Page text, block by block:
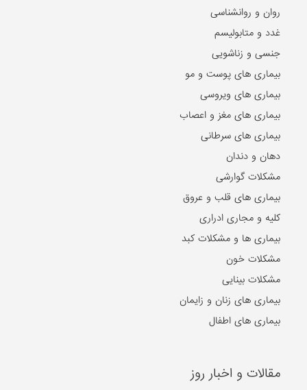
روان و روانشناسی
غدد و متابولیسم
جنسی و زناشویی
بیماری های پوست و مو
بیماری های ویروسی
بیماری های مغز و اعصاب
بیماری های سرطانی
دهان و دندان
مشکلات گوارشی
بیماری های قلب و عروق
کلیه و مجاری ادراری
بیماری ها و مشکلات کبد
مشکلات خون
مشکلات بینایی
بیماری های زنان و زایمان
بیماری های اطفال
مقالات و اخبار روز